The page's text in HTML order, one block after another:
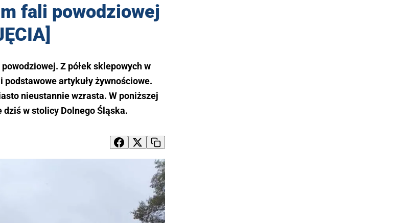
fali powodziowej
Z półek sklepowych w
artykuły żywnościowe.
nieustannie wzrasta. W poniższej
w stolicy Dolnego Śląska.